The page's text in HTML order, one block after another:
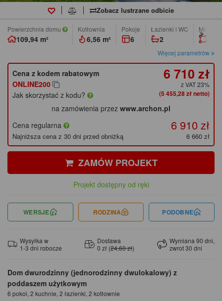
Zobacz lustrzane odbicie
Powierzchnia domu
109,94 m²
Kotłownia
6,56 m²
pokoje
6
łazienki i WC
2
Min.
Więcej parametrów
Dom dwurodzinny (jednorodzinny dwulokalowy) z
poddaszem użytkowym
6 pokoi, 2 kuchnie, 2 łazienki, 2 kotłownie
Cena z kodem rabatowym
ONLINE200
Jak skorzystać z kodu?
6 710 zł
z VAT 23%
(5 455,28 zł netto)
na zamówienia przez www.archon.pl
Cena regularna
6 910 zł
Najniższa cena z 30 dni przed obniżką 6 660 zł
ZAMÓW PROJEKT
Projekt dostępny od ręki
WERSJE RODZINA PODOBNE
Wysyłka w
1-3 dni robocze
Dostawa
0 zł (24,60 zł)
Wymiana 90 dni,
zwrot 30 dni